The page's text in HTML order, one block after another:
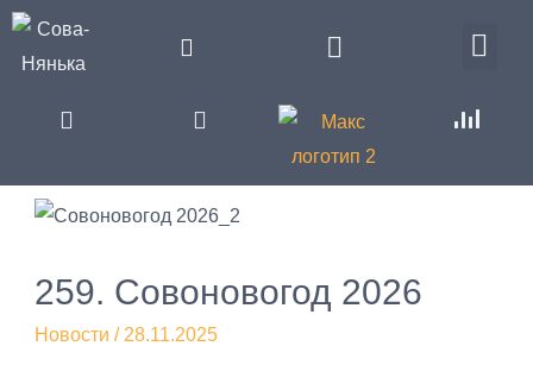
259. Совоновогод 2026
Новости / 28.11.2025